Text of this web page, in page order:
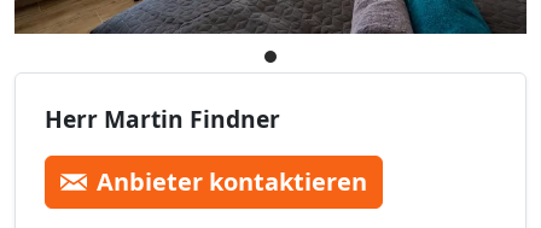
Herr Martin Findner
Anbieter kontaktieren